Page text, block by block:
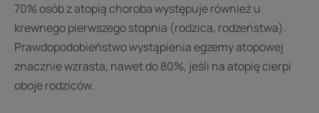
70% osób z atopią choroba występuje również u
krewnego pierwszego stopnia (rodzica, rodzeństwa).
Prawdopodobieństwo wystąpienia egzemy atopowej
znacznie wzrasta, nawet do 80%, jeśli na atopię cierpi
oboje rodziców.